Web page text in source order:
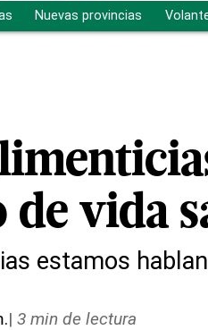
Nuevas provincias
vida
estamos
| 3 min de lectura